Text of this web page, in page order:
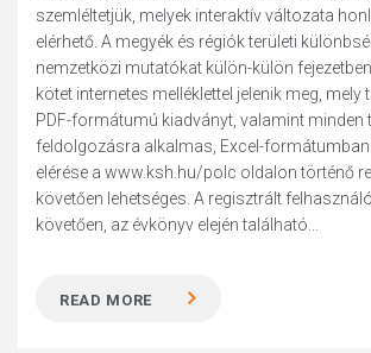
szemléltetjük, melyek interaktív változata
elérhető. A megyék és régiók területi
nemzetközi mutatókat külön-külön
kötet internetes melléklettel jelenik meg, mely
PDF-formátumú kiadványt, valamint minden
feldolgozásra alkalmas, Excel-
elérése a www.ksh.hu/polc oldalon történő
követően lehetséges. A regisztrált
követően, az évkönyv elején található...
READ MORE